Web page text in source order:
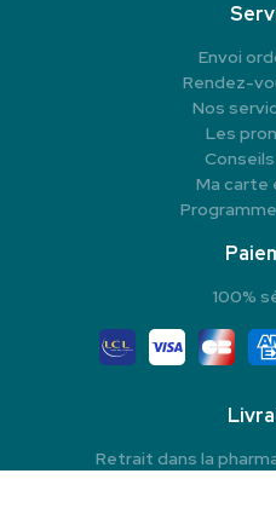
Envoi
Rendez-
Nos
Les
Ma carte
100%
Retrait dans la